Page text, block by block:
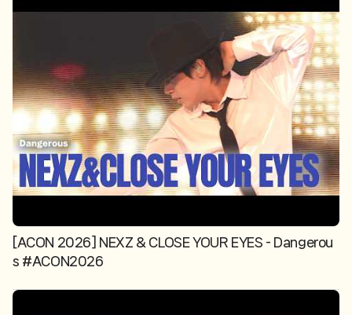
[ACON 2026] NEXZ & CLOSE YOUR EYES - Dangerou
s #ACON2026